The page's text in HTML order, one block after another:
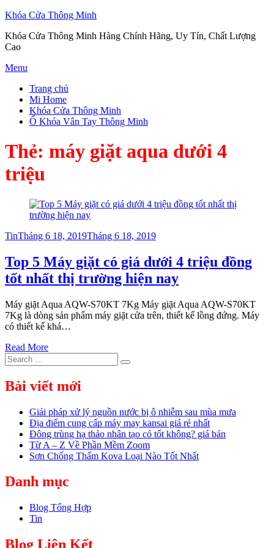
Khóa Cửa Thông Minh
Khóa Cửa Thông Minh Hàng Chính Hãng, Uy Tín, Chất Lượng
Cao
Skip
content
Menu
Trang chủ
Mi Home
Khóa Cửa Thông Minh
Ổ Khóa Vân Tay Thông Minh
Thẻ: máy giặt aqua dưới 4
triệu
TinPosted
Tháng 6 18, 2019Tháng 6 18, 2019
Top 5 Máy giặt có giá dưới 4 triệu đồng
tốt nhất thị trường hiện nay
Máy giặt Aqua AQW-S70KT 7Kg Máy giặt Aqua AQW-S70KT
7Kg là dòng sản phẩm máy giặt cửa trên, thiết kế lồng đứng. Máy
có thiết kế khá…
Read More
Search
for:
Search
Bài viết mới
Giải pháp xử lý nguồn nước bị ô nhiễm sau mùa mưa
Địa điểm cung cấp máy may kansai giá rẻ nhất
Đông trùng hạ thảo nhân tạo có tốt không? giá bán
Từ A – Z Về Phần Mềm Zoom
Sơn Chống Thấm Kova Loại Nào Tốt Nhất
Danh mục
Blog Tổng Hợp
Tin
Blog Liên Kết